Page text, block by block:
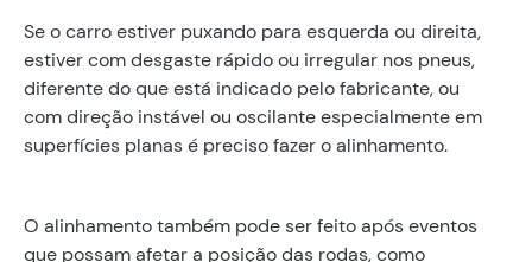
Se o carro estiver puxando para esquerda ou direita,
estiver com desgaste rápido ou irregular nos pneus,
diferente do que está indicado pelo fabricante, ou
com direção instável ou oscilante especialmente em
superfícies planas é preciso fazer o alinhamento.
O alinhamento também pode ser feito após eventos
que possam afetar a posição das rodas, como